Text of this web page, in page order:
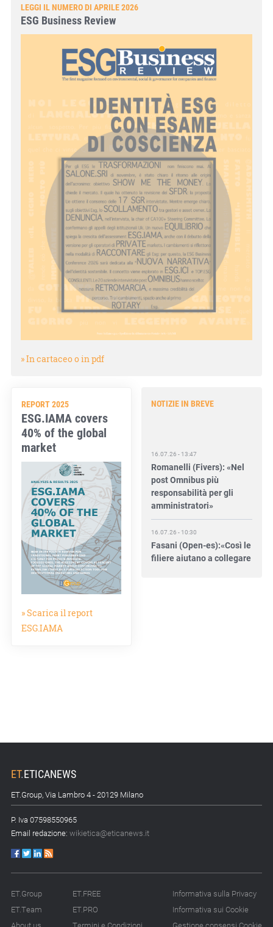
LEGGI IL NUMERO DI APRILE 2026
ESG Business Review
» In cartaceo o in pdf
REPORT 2025
ESG.IAMA covers
40% of the global
market
» Scarica il report
ESG.IAMA
NOTIZIE IN BREVE
Romanelli (Fivers): «Nel
post Omnibus più
responsabilità per gli
amministratori»
Fasani (Open-es):«Così le
filiere aiutano a collegare
competitività e
Direttiva Empowering:
Tornano le Settimane
SRI: oltre 20
ET.ETICANEWS
ET.Group, Via Lambro 4 - 20129 Milano
P. Iva 07598550965
Email redazione: wikietica@eticanews.it
ET.Group
ET.Team
ET.FREE
ET.PRO
Informativa sulla Privacy
Informativa sui Cookie